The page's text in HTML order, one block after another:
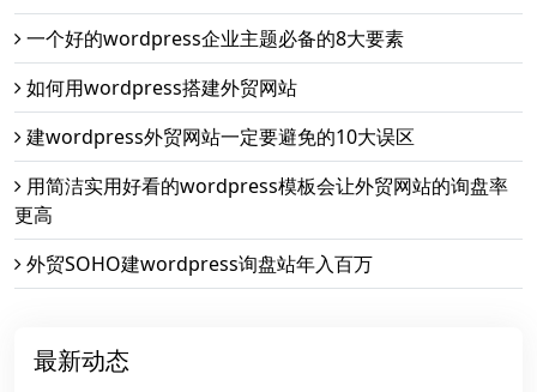
一个好的wordpress企业主题必备的8大要素
如何用wordpress搭建外贸网站
建wordpress外贸网站一定要避免的10大误区
用简洁实用好看的wordpress模板会让外贸网站的询盘率
更高
外贸SOHO建wordpress询盘站年入百万
最新动态